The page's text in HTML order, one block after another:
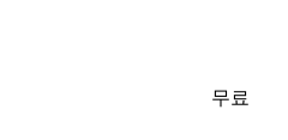
무료